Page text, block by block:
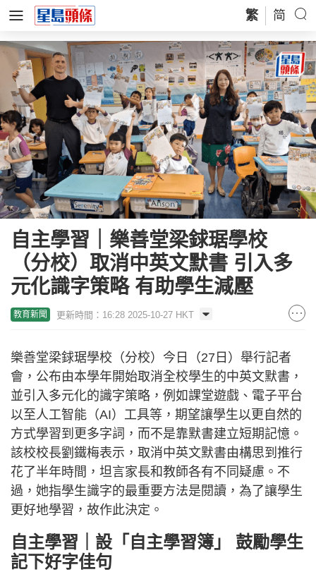
繁 简
自主學習｜樂善堂梁銶琚學校
（分校）取消中英文默書 引入多
元化識字策略 有助學生減壓
教育新聞 更新時間：16:28 2025-10-27 HKT
樂善堂梁銶琚學校（分校）今日（27日）舉行記者
會，公布由本學年開始取消全校學生的中英文默書，
並引入多元化的識字策略，例如課堂遊戲、電子平台
以至人工智能（AI）工具等，期望讓學生以更自然的
方式學習到更多字詞，而不是靠默書建立短期記憶。
該校校長劉鐵梅表示，取消中英文默書由構思到推行
花了半年時間，坦言家長和教師各有不同疑慮。不
過，她指學生識字的最重要方法是閱讀，為了讓學生
更好地學習，故作此決定。
自主學習｜設「自主學習簿」 鼓勵學生
記下好字佳句